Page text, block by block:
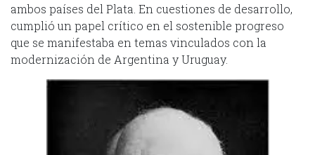
ambos países del Plata. En cuestiones de desarrollo,
cumplió un papel crítico en el sostenible progreso
que se manifestaba en temas vinculados con la
modernización de Argentina y Uruguay.